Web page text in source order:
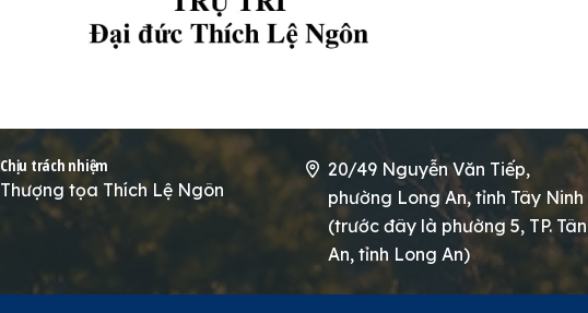
Chịu trách nhiệm
Thượng tọa Thích Lệ Ngôn
20/49 Nguyễn Văn Tiếp,
phường Long An, tỉnh Tây Ninh
(trước đây là phường 5, TP. Tân
An, tỉnh Long An)